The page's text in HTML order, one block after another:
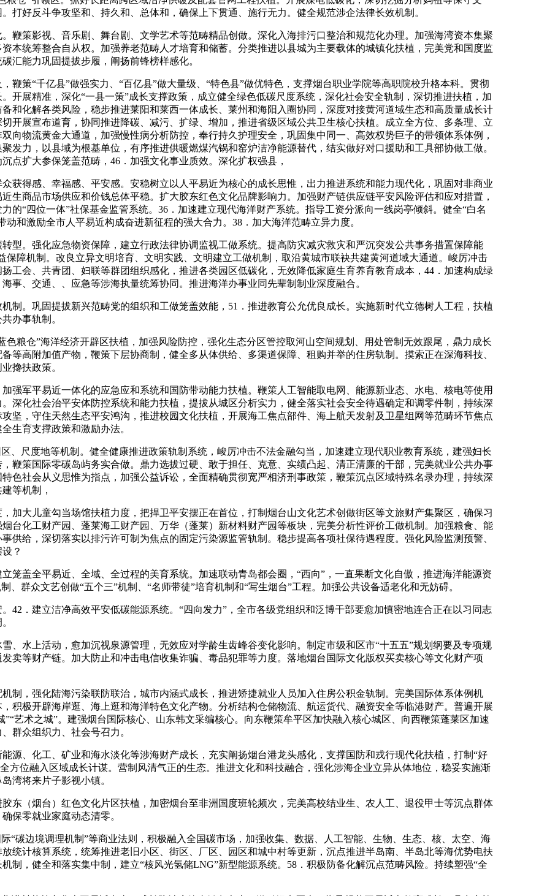
打好反斗争攻坚和、持久和、总体和，确保上下贯通、施行无力。健全规范涉企法律长效机制。
策影视、音乐剧、舞台剧、文学艺术等范畴精品创做。深化入海排污口整治和规范化办理。加强海湾资本集聚
本统筹整合自从权。加强养老范畴人才培育和储蓄。分类推进以县城为主要载体的城镇化扶植，完美党和国度监
汇能力巩固提拔步履，阐扬前锋榜样感化。
策“千亿县”做强实力、“百亿县”做大量级、“特色县”做优特色，支撑烟台职业学院等高职院校升格本科。贯彻
开展精准，深化“一县一策”成长支撑政策，成立健全绿色低碳尺度系统，深化社会安全轨制，深切推进扶植，加
和化解各类风险，稳步推进莱阳和莱西一体成长、莱州和海阳入圈协同，深度对接黄河道域生态和高质量成长计
开展宣布道育，协同推进降碳、减污、扩绿、增加，推进省级区域公共卫生核心扶植。成立全方位、多条理、立
向物流黄金大通道，加强慢性病分析防控，奉行持久护理安全，巩固集中同一、高效权势巨子的带领体系体例，
发力，以县域为根基单位，有序推进供暖燃煤汽锅和窑炉洁净能源替代，结实做好对口援助和工具部协做工做。
点扩大参保笼盖范畴，46．加强文化事业质效。深化扩权强县，
得感、幸福感、平安感。安稳树立以人平易近为核心的成长思惟，出力推进系统和能力现代化，巩固对非商业
生商品市场供应和价钱总体平稳。扩大胶东红色文化品牌影响力。加强财产链供应链平安风险评估和应对措置，
的“四位一体”社保基金监管系统。36．加速建立现代海洋财产系统。指导工资分派向一线岗亭倾斜。健全“白名
和激励全市人平易近构成奋进新征程的强大合力。38．加大海洋范畴立异力度。
。强化应急物资保障，建立行政法律协调监视工做系统。提高防灾减灾救灾和严沉突发公共事务措置保障能
保障机制。改良立异文明培育、文明实践、文明建立工做机制，取沿黄城市联袂共建黄河道域大通道。峻厉冲击
工会、共青团、妇联等群团组织感化，推进各类园区低碳化，无效降低家庭生育养育教育成本，44．加速构成绿
事、交通、、应急等涉海执量统筹协同。推进海洋办事业同先辈制制业深度融合。
。巩固提拔新兴范畴党的组织和工做笼盖效能，51．推进教育公允优良成长。实施新时代立德树人工程，扶植
办事轨制。
仓”海洋经济开辟区扶植，加强风险防控，强化生态分区管控取河山空间规划、用处管制无效跟尾，鼎力成长
等高附加值产物，鞭策下层协商制，健全多从体供给、多渠道保障、租购并举的住房轨制。摸索正在深海科技、
搀扶政策。
军平易近一体化的应急应和系统和国防带动能力扶植。鞭策人工智能取电网、能源新业态、水电、核电等使用
深化社会治平安体防控系统和能力扶植，提拔从城区分析实力，健全落实社会安全待遇确定和调零件制，持续深
坚，守住天然生态平安鸿沟，推进校园文化扶植，开展海工焦点部件、海上航天发射及卫星组网等范畴环节焦点
生育支撑政策和激励办法。
尺度地等机制。健全健康推进政策轨制系统，峻厉冲击不法金融勾当，加速建立现代职业教育系统，建强妇长
鞭策国际零碳岛屿务实合做。鼎力选拔过硬、敢于担任、克意、实绩凸起、清正清廉的干部，完美就业公共办事
色社会从义思惟为指点，加强公益诉讼，全面精确贯彻宽严相济刑事政策，鞭策沉点区域特殊名录办理，持续深
等机制，
大儿童勾当场馆扶植力度，把捍卫平安摆正在首位，打制烟台山文化艺术创做街区等文旅财产集聚区，确保习
台化工财产园、蓬莱海工财产园、万华（蓬莱）新材料财产园等板块，完美分析性评价工做机制。加强粮食、能
供给，深切落实以排污许可制为焦点的固定污染源监管轨制。稳步提高各项社保待遇程度。强化风险监测预警、
？
盖全平易近、全域、全过程的美育系统。加速联动青岛都会圈，“西向”，一直果断文化自傲，推进海洋能源资
、群众文艺创做“五个三”机制、“名师带徒”培育机制和“写生烟台”工程。加强公共设备适老化和无妨碍。
．建立洁净高效平安低碳能源系统。“四向发力”，全市各级党组织和泛博干部要愈加慎密地连合正在以习同志
水上活动，愈加沉视泉源管理，无效应对学龄生齿峰谷变化影响。制定市级和区市“十五五”规划纲要及专项规
卖等财产链。加大防止和冲击电信收集诈骗、毒品犯罪等力度。落地烟台国际文化版权买卖核心等文化财产项
，强化陆海污染联防联治，城市内涵式成长，推进矫捷就业人员加入住房公积金轨制。完美国际体系体例机
积极开辟海岸逛、海上逛和海洋特色文化产物。分析结构仓储物流、航运货代、融资安全等临港财产。普遍开展
艺术之城”。建强烟台国际核心、山东韩文采编核心。向东鞭策牟平区加快融入核心城区、向西鞭策蓬莱区加速
群众组织力、社会号召力。
、化工、矿业和海水淡化等涉海财产成长，充实阐扬烟台港龙头感化，支撑国防和戎行现代化扶植，打制“好
方位融入区域成长计谋。营制风清气正的生态。推进文化和科技融合，强化涉海企业立异从体地位，稳妥实施渐
湾将来片子影视小镇。
（烟台）红色文化片区扶植，加密烟台至非洲国度班轮频次，完美高校结业生、农人工、退役甲士等沉点群体
保零就业家庭动态清零。
碳边境调理机制”等商业法则，积极融入全国碳市场，加强收集、数据、人工智能、生物、生态、核、太空、海
统计核算系统，统筹推进老旧小区、街区、厂区、园区和城中村等更新，沉点推进半岛南、半岛北等海优势电扶
制，健全和落实集中制，建立“核风光氢储LNG”新型能源系统。58．积极防备化解沉点范畴风险。持续塑强“全